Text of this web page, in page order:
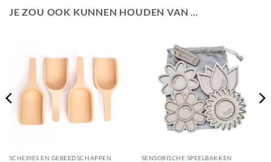
JE ZOU OOK KUNNEN HOUDEN VAN …
SCHEPJES EN GEREEDSCHAPPEN SENSORISCHE SPEELBAKKEN